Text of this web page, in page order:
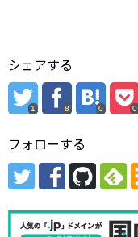
シェアする
1 8 0 0
フォローする